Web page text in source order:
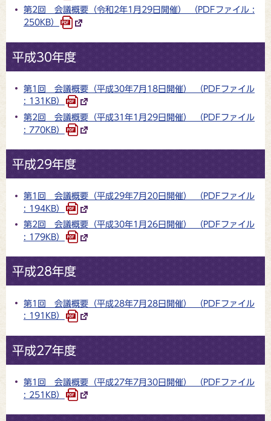
第2回 会議概要（令和2年1月29日開催） （PDFファイル :
250KB）
平成30年度
第1回 会議概要（平成30年7月18日開催） （PDFファイル
: 131KB）
第2回 会議概要（平成31年1月29日開催） （PDFファイル
: 770KB）
平成29年度
第1回 会議概要（平成29年7月20日開催） （PDFファイル
: 194KB）
第2回 会議概要（平成30年1月26日開催） （PDFファイル
: 179KB）
平成28年度
第1回 会議概要（平成28年7月28日開催） （PDFファイル
: 191KB）
平成27年度
第1回 会議概要（平成27年7月30日開催） （PDFファイル
: 251KB）